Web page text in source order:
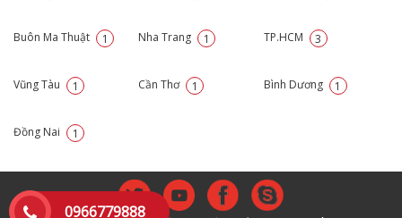
Buôn Ma Thuật 1 Nha Trang 1 TP.HCM 3
Vũng Tàu 1 Cần Thơ 1 Bình Dương 1
Đồng Nai 1
0966779888